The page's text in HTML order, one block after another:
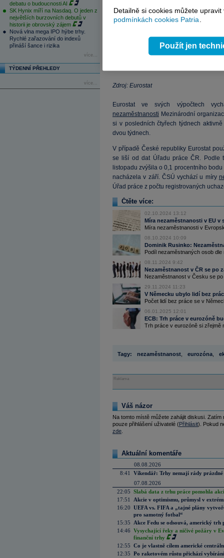
debatu o budoucnosti AI
SK Hynix míří na Nasdaq. O jeden z
největších burzovních debutů v
historii je obrovský zájem
Nová vlna mega IPO hýbe trhy.
Rychlé zařazování do indexů
přináší šance i rizika
více...
TÝDENNÍ PŘEHLEDY
více... Zdroj: Eurostat
Eurostat ve svých výpočtech
nezaměstnanosti Mezinárodní
si v posledních čtyřech týdnech
dvou týdnech.
V případě České republiky Eurostat
se liší od dat Úřadu práce ČR. Podle
listopadu zvýšila o 0,1 procentního
nacházela v září. ČSÚ vychází u míry
Úřad práce z počtu registrovaných
Čtěte více:
02.10.2024 13:12
Míra nezaměstnanosti v EU v
Míra nezaměstnanosti v
08.10.2024 10:09
Dominik Rusinko:
Podíl nezaměstnaných osob
08.11.2024 9:42
Nezaměstnanost v ČR se po
Nezaměstnanost v Česku se
29.11.2024 11:23
V Německu ubylo lidí bez
Počet lidí bez práce se v
06.01.2025 12:01
ECB: Trh práce v eurozóně
Trh práce v eurozóně si zřejmě
Tagy: nezaměstnanost eurozóna
Reklama
Váš názor
Na tomto místě můžete zahájit diskusi.
pouze přihlášení uživatelé (Přihlásit). Pokud
zde
Aktuální komentáře
08.08.2026
8:41
Víkendář: Trhy nemají rády prázdné
07.08.2026
22:05 Slabá data z trhu práce pomohla
17:51
Akcie v optimismu, průmysl v
16:20 UEFA vs. FIFA a „tajné plány
pro samotný fotbal“
15:35
Akce Fedu se odsouvá, americký
14:46 Vysychající řeky a ničivé požáry v
finanční trhy
12:55 Co je vlastně cílem americké
12:35 Po raketovém růstu přichází
Detailně si cookies můžete
podmínkách cookies Patria
Použít jen